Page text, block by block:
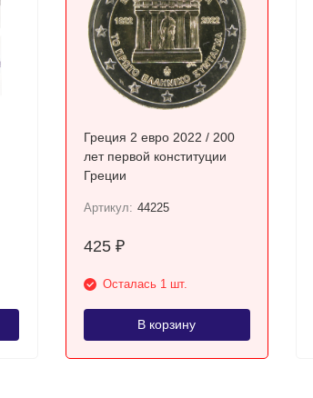
Греция 2 евро 2022 / 200
лет первой конституции
Греции
Артикул: 44225
425 ₽
Осталась 1 шт.
В корзину